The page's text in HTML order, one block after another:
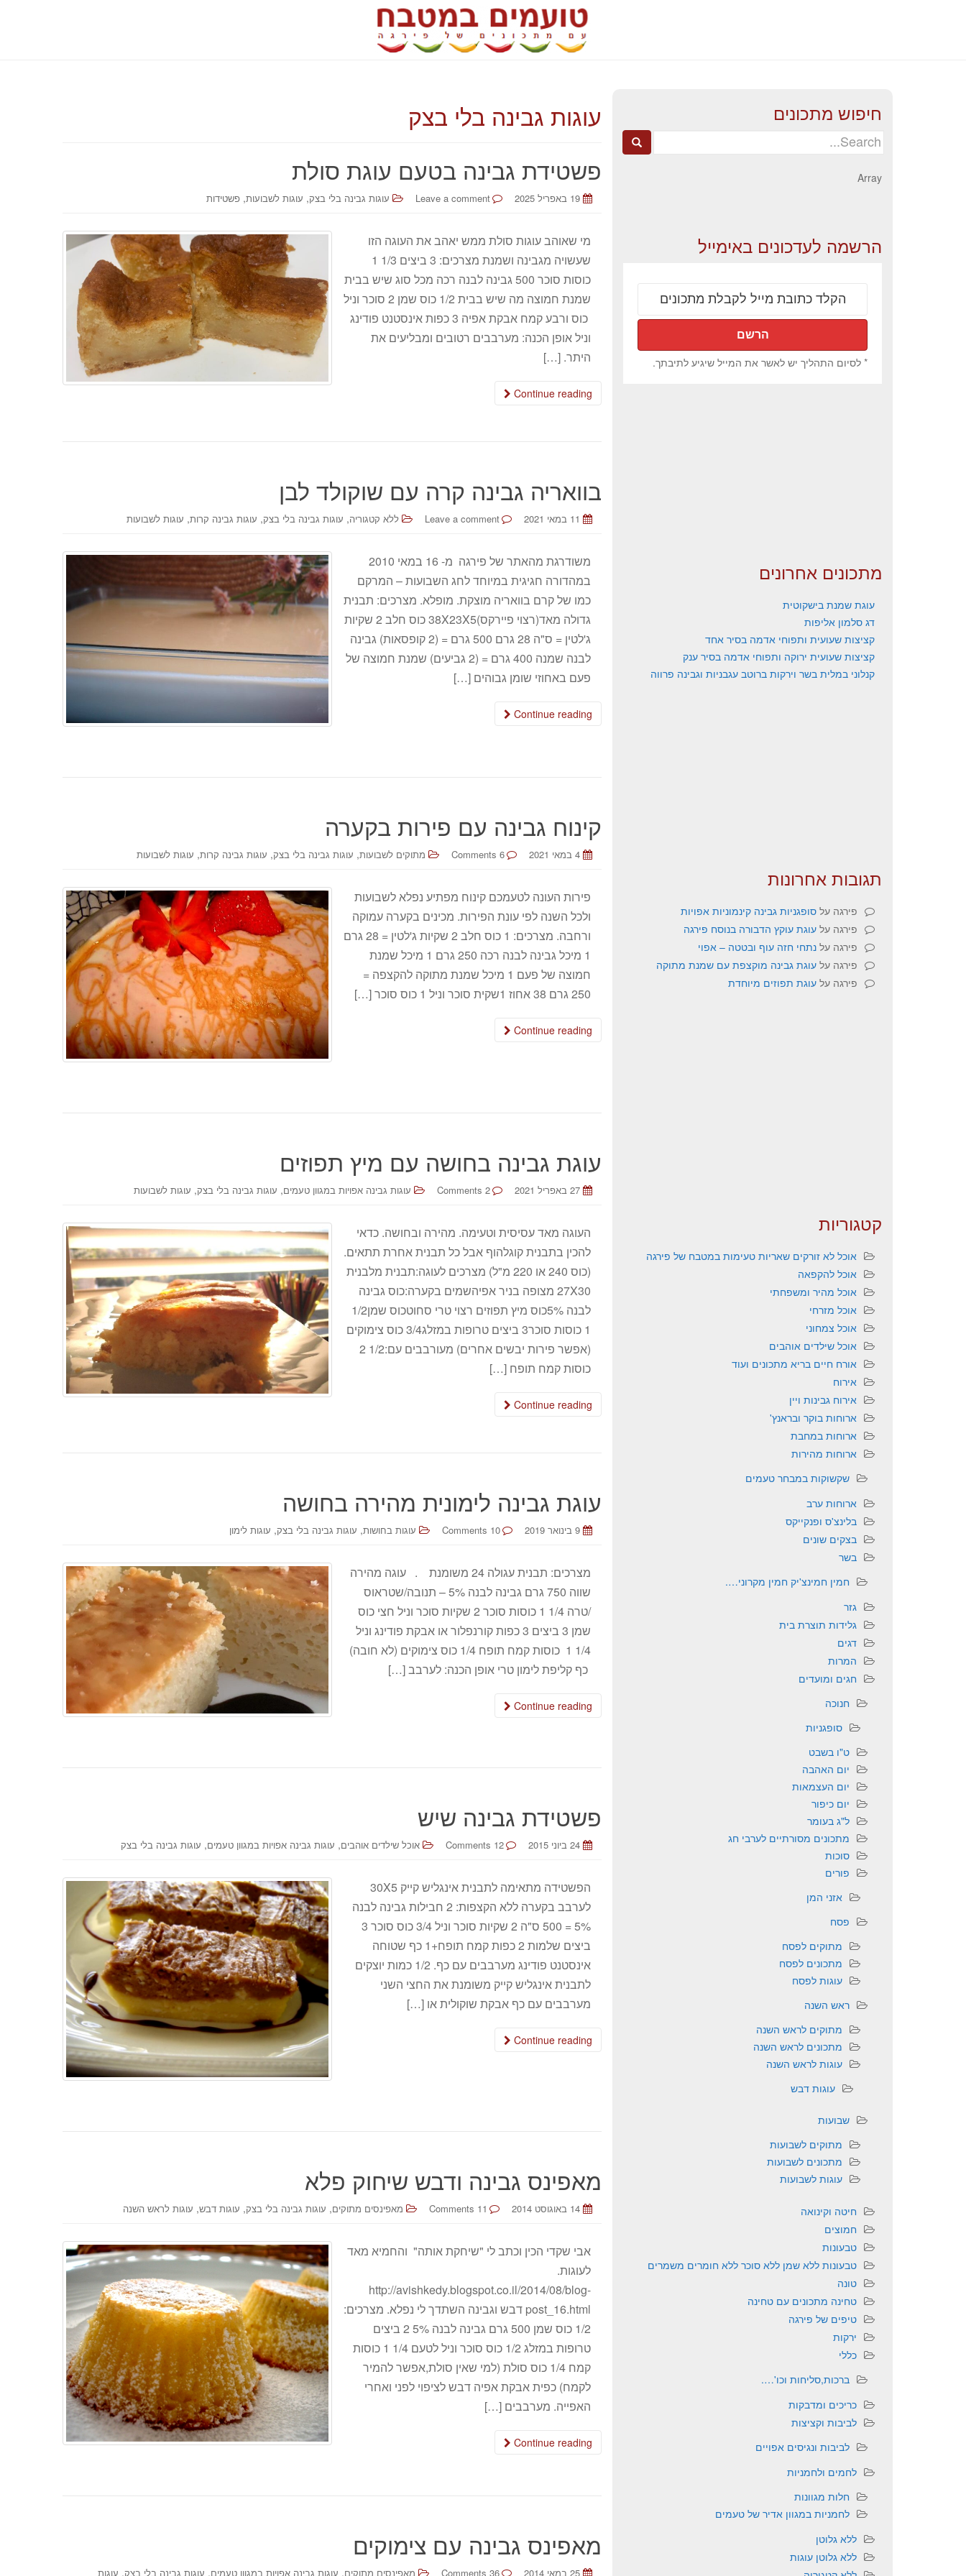
עוגות גבינה בלי בצק
פשטידת גבינה בטעם עוגת סולת
19 באפריל 2025 Leave a comment עוגות גבינה בלי בצק, עוגות לשבועות, פשטידות
מי שאוהב עוגות סולת ממש יאהב את העוגה הזו
שעשויה מגבינה ושמנת מצרכים: 3 ביצים 1/3 1
כוסות סוכר 500 גבינה לבנה רכה מכל סוג שיש בבית
שמנת חמוצה מה שיש בבית 1/2 כוס שמן 2 סוכר וניל
כוס ורבע קמח אבקת אפיה 3 כפות אינסטנט פודינג
וניל אופן הכנה: מערבבים רטובים ומבליעים את
היתר. […]
Continue reading
בוואריה גבינה קרה עם שוקולד לבן
11 במאי 2021 Leave a comment ללא קטגוריה, עוגות גבינה בלי בצק, עוגות גבינה קרות, עוגות לשבועות
משודרגת מהאתר של פירגה מ- 16 במאי 2010
במהדורה חגיגית במיוחד לחג השבועות – המרקם
כמו של קרם בוואריה מוצקת. מופלא. מצרכים: תבנית
גדולה מאד(רצוי פיירקס)38X23X5 כוס חלב 2 שקיות
ג'לטין = ס"ה 28 גרם 500 גרם = (2 קופסאות) גבינה
לבנה שמנה 400 גרם = (2 גביעים) שמנת חמוצה של
פעם באחוזי שומן גבוהים […]
Continue reading
קינוח גבינה עם פירות בקערה
4 במאי 2021 6 Comments מתוקים לשבועות, עוגות גבינה בלי בצק, עוגות גבינה קרות, עוגות לשבועות
פירות העונה לטעמכם קינוח מפתיע נפלא לשבועות
ולכל השנה לפי עונת הפירות. מכינים בקערה עמוקה
ורחבה. מצרכים: 1 כוס חלב 2 שקיות ג'לטין = 28 גרם
1 מיכל גבינה לבנה רכה 250 גרם 1 מיכל שמנת
חמוצה של פעם 1 מיכל שמנת מתוקה להקצפה =
250 גרם 38 אחוז 1שקית סוכר וניל 1 כוס סוכר […]
Continue reading
עוגת גבינה בחושה עם מיץ תפוזים
27 באפריל 2021 2 Comments עוגות גבינה אפויות במגוון טעמים, עוגות גבינה בלי בצק, עוגות לשבועות
העוגה מאד עסיסית וטעימה. מהירה ובחושה. כדאי
להכין בתבנית קוגלהוף אבל כל תבנית אחרת תתאים.
(כוס 240 או 220 מ"ל) מצרכים לעוגה:תבנית מלבנית
27X30 מצופה בניר אפיהשמים בקערה:כוס גבינה
לבנה 5%כוס מיץ תפוזים רצוי טרי סחוטכוס שמן1/2
1 כוסות סוכר3 ביצים טרופות במזלג3/4 כוס צימוקים
(אפשר פירות יבשים אחרים) מעורבבים עם:1/2 2
כוסות קמח תופח […]
Continue reading
עוגת גבינה לימונית מהירה בחושה
9 בינואר 2019 10 Comments עוגות בחושות, עוגות גבינה בלי בצק, עוגות לימון
מצרכים: תבנית עגולה 24 משומנת . עוגה מהירה
שווה 750 גרם גבינה לבנה 5% – תנובה/שטראוס
/טרה 1/4 1 כוסות סוכר 2 שקיות סוכר וניל חצי כוס
שמן 3 ביצים 3 כפות קורנפלור או אבקת פודינג וניל
1/4 1 כוסות קמח תופח 1/4 כוס צימוקים (לא חובה)
כף קליפת לימון טרי אופן הכנה: לערבב […]
Continue reading
פשטידת גבינה שיש
24 ביוני 2015 12 Comments אוכל שילדים אוהבים, עוגות גבינה אפויות במגוון טעמים, עוגות גבינה בלי בצק
הפשטידה מתאימה לתבנית אינגליש קייק 30X5
לערבב בקערה ללא הקצפות: 2 חבילות גבינה לבנה
5% = 500 ס"ה 2 שקיות סוכר וניל 3/4 כוס סוכר 3
ביצים שלמות 2 כפות קמח תופח+1 כף שטוחה
אינסטנט פודינג מערבבים עם כף. 1/2 כמות יוצקים
לתבנית אינגליש קייק משומנת את החצי השני
מערבבים עם כף אבקת שוקולית או […]
Continue reading
מאפינס גבינה ודבש שיחוק פלא
14 באוגוסט 2014 11 Comments מאפינסים מתוקים, עוגות גבינה בלי בצק, עוגות דבש, עוגות לראש השנה
אבי שקדי הכין וכתב לי "שיחקת אותה" והחמיא מאד
לעוגות.
http://avishkedy.blogspot.co.il/2014/08/blog-
post_16.html דבש וגבינה השתדך לי נפלא. מצרכים:
1/2 כוס שמן 500 גרם גבינה לבנה 5% 2 ביצים
טרופות במזלג 1/2 כוס סוכר וניל לטעם 1/4 1 כוסות
קמח 1/4 כוס סולת (למי שאין סולת,אפשר להמיר
לקמח) כפית אבקת אפיה דבש לציפוי לפני ואחרי
האפייה. מערבבים […]
Continue reading
מאפינס גבינה עם צימוקים
25 במאי 2014 36 Comments מאפינסים מתוקים, עוגות גבינה אפויות במגוון טעמים, עוגות גבינה בלי בצק, עוגות
חיפוש מתכונים
Search
Array
הרשמה לעדכונים באימייל
* לסיום התהליך יש לאשר את המייל שיגיע לתיבתך.
מתכונים אחרונים
עוגת שמנת בישקוטית
דג סלמון אליפות
קציצות שעועית ותפוחי אדמה בסיר אחד
קציצות שעועית ירוקה ותפוחי אדמה בסיר ענק
קנלוני במלית בשר וירקות ברוטב עגבניות וגבינה פרווה
תגובות אחרונות
פירגה על סופגניות גבינה קינמוניות אפויות
פירגה על עוגת עוקץ הדבורה בנוסח פירגה
פירגה על נתחי חזה עוף ובטטה – אפוי
פירגה על עוגת גבינה מוקצפת עם שמנת מתוקה
פירגה על עוגת תפוזים מיוחדת
קטגוריות
אוכל לא זורקים שאריות טעימות במטבח של פירגה
אוכל להקפאה
אוכל מהיר ומשפחתי
אוכל מזרחי
אוכל צמחוני
אוכל שילדים אוהבים
אורח חיים בריא מתכונים ועוד
אירוח
אירוח גבינות ויין
ארוחות בוקר ובראנץ'
ארוחות במחבת
ארוחות מהירות
שקשוקות במבחר טעמים
ארוחות ערב
בלינצ'ס ופנקייקס
בצקים שונים
בשר
חמין חמינצ'יק חמין מקרוני….
גזר
גלידות תוצרת בית
דגים
המרות
חגים ומועדים
חנוכה
סופגניות
ט"ו בשבט
יום האהבה
יום העצמאות
יום כיפור
ל"ג בעומר
מתכונים מסורתיים לערבי חג
סוכות
פורים
אזני המן
פסח
מתוקים לפסח
מתכונים לפסח
עוגות לפסח
ראש השנה
מתוקים לראש השנה
מתכונים לראש השנה
עוגות לראש השנה
עוגות דבש
שבועות
מתוקים לשבועות
מתכונים לשבועות
עוגות לשבועות
חיטה וקינואה
חמוצים
טבעונות
טבעונות ללא שמן ללא סוכר ללא חומרים משמרים
טונה
טחינה מתכונים עם טחינה
טיפים של פירגה
ירקות
כללי
ברכות,סליחות וכו'….
כריכים ומדבקות
לביבות וקציצות
לביבות ונגיסים אפויים
לחמים ולחמניות
חלות מגוונות
לחמניות במגוון אדיר של טעמים
ללא גלוטן
ללא גלוטן עוגות